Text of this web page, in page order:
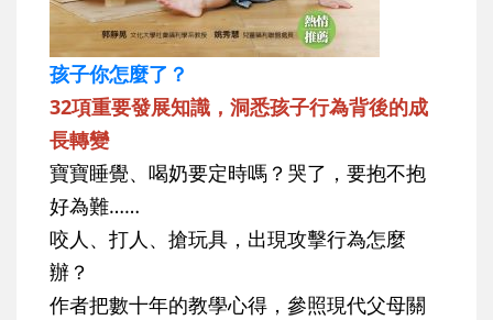
孩子你怎麼了？
32項重要發展知識，洞悉孩子行為背後的成
長轉變
寶寶睡覺、喝奶要定時嗎？哭了，要抱不抱
好為難……
咬人、打人、搶玩具，出現攻擊行為怎麼
辦？
作者把數十年的教學心得，參照現代父母關